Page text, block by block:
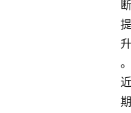
断
提
升
。
近
期